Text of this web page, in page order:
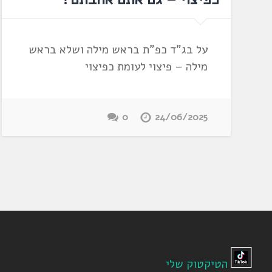
על בג"ד כפ"ת בראש מילה ושלא בראש
מילה – פיצוי לעומת כפיצוי
24/06/2025
0
הטיקטוק שלי